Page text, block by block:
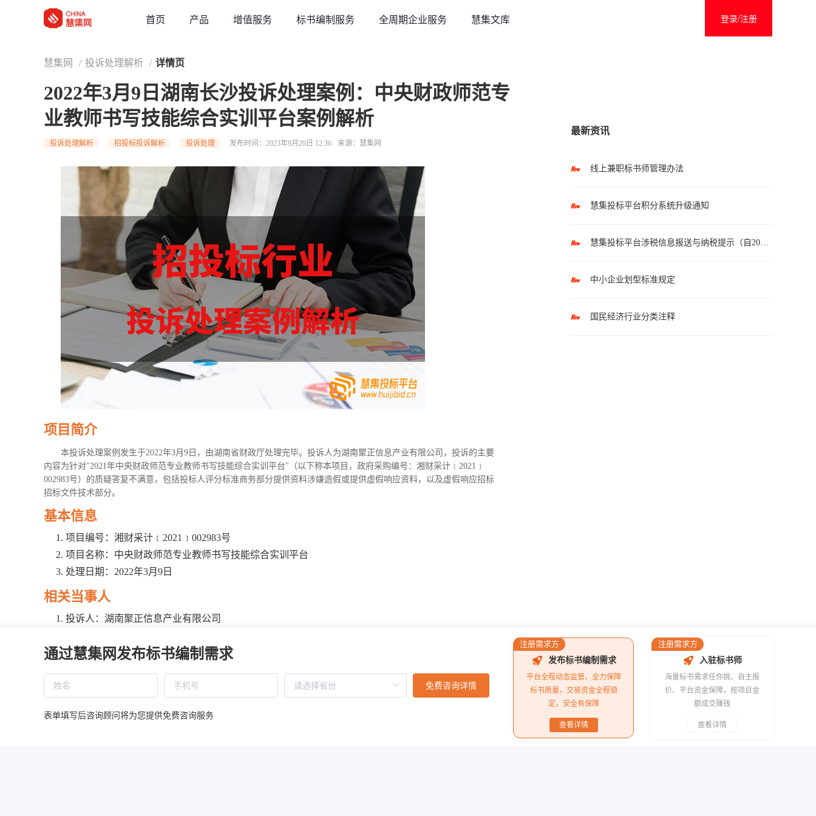
首页 产品 增值服务 标书编制服务 全周期企业服务 慧集文库 登录/注册
慧集网 / 投诉处理解析 / 详情页
2022年3月9日湖南长沙投诉处理案例：中央财政师范专
业教师书写技能综合实训平台案例解析
投诉处理解析 招投标投诉解析 投诉处理 发布时间：2023年9月20日 12:36 来源：慧集网
项目简介
本投诉处理案例发生于2022年3月9日，由湖南省财政厅处理完毕。投诉人为湖南聚正信息产业有限公司，投诉的主要
内容为针对"2021年中央财政师范专业教师书写技能综合实训平台"（以下称本项目，政府采购编号：湘财采计﹝2021﹞
002983号）的质疑答复不满意，包括投标人评分标准商务部分提供资料涉嫌造假或提供虚假响应资料，以及虚假响应招标
招标文件技术部分。
基本信息
项目编号：湘财采计﹝2021﹞002983号
项目名称：中央财政师范专业教师书写技能综合实训平台
处理日期：2022年3月9日
相关当事人
投诉人：湖南聚正信息产业有限公司
被投诉人1：长沙师范学院
被投诉人2：湖南省公共资源交易中心
相关供应商：湖南省新向标信息技术有限公司
最新资讯
线上兼职标书师管理办法
慧集投标平台积分系统升级通知
慧集投标平台涉税信息报送与纳税提示（自2025年10月1日起执行）
中小企业划型标准规定
国民经济行业分类注释
通过慧集网发布标书编制需求
免费咨询详情
表单填写后咨询顾问将为您提供免费咨询服务
注册需求方
发布标书编制需求
平台全程动态监管、全力保障
标书质量，交易资金全程锁
定，安全有保障
查看详情
注册需求方
入驻标书师
海量标书需求任你挑、自主报
价、平台资金保障，按项目金
额成交赚钱
查看详情